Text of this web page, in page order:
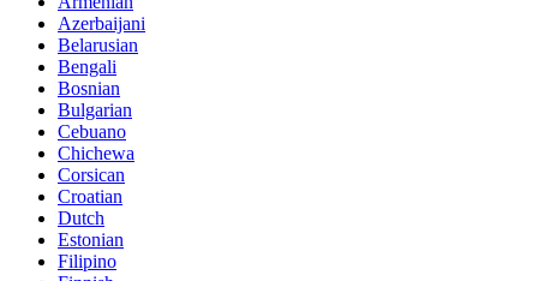
Azerbaijani
Belarusian
Bengali
Bosnian
Bulgarian
Cebuano
Chichewa
Corsican
Croatian
Dutch
Estonian
Filipino